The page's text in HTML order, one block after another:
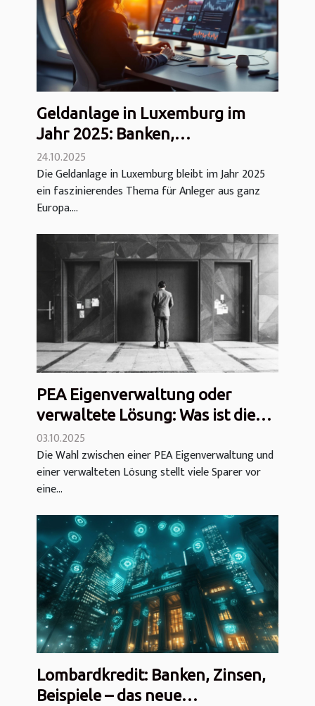
Geldanlage in Luxemburg im
Jahr 2025: Banken,
Steuervorteile und Grenzen
24.10.2025
Die Geldanlage in Luxemburg bleibt im Jahr 2025
ein faszinierendes Thema für Anleger aus ganz
Europa....
PEA Eigenverwaltung oder
verwaltete Lösung: Was ist die
bessere Wahl?
03.10.2025
Die Wahl zwischen einer PEA Eigenverwaltung und
einer verwalteten Lösung stellt viele Sparer vor
eine...
Lombardkredit: Banken, Zinsen,
Beispiele – das neue